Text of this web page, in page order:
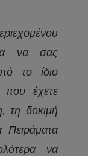
να σας
το ίδιο
που έχετε
τη δοκιμή
Πειράματα
να